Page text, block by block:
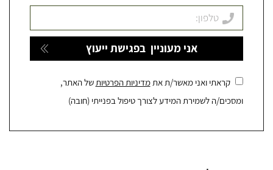
קראתי ואני מאשר/ת אתמדיניות הפרטיותשל האתר,
ומסכים/ה לשמירת המידע לצורך טיפול בפנייתי (חובה)